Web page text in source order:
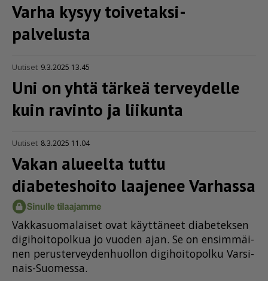
Varha kysyy toivetaksi-
palvelusta
Uutiset 9.3.2025 13.45
Uni on yhtä tärkeä terveydelle
kuin ravinto ja liikunta
Uutiset 8.3.2025 11.04
Vakan alueelta tuttu
diabeteshoito laajenee Varhassa
Vak­ka­suo­ma­lai­set ovat käyt­tä­neet di­a­be­tek­sen
di­gi­hoi­to­pol­kua jo vuo­den ajan. Se on en­sim­mäi­
nen pe­rus­ter­vey­den­huol­lon di­gi­hoi­to­pol­ku Var­si­
nais-Suo­mes­sa.